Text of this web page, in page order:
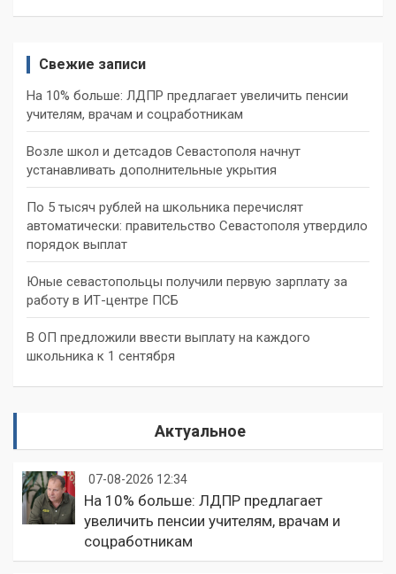
Свежие записи
На 10% больше: ЛДПР предлагает увеличить пенсии
учителям, врачам и соцработникам
Возле школ и детсадов Севастополя начнут
устанавливать дополнительные укрытия
По 5 тысяч рублей на школьника перечислят
автоматически: правительство Севастополя утвердило
порядок выплат
Юные севастопольцы получили первую зарплату за
работу в ИТ-центре ПСБ
В ОП предложили ввести выплату на каждого
школьника к 1 сентября
Актуальное
07-08-2026 12:34
На 10% больше: ЛДПР предлагает
увеличить пенсии учителям, врачам и
соцработникам